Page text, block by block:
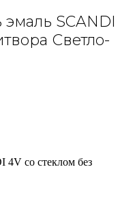
SCANDI
Светло-
4V со стеклом без